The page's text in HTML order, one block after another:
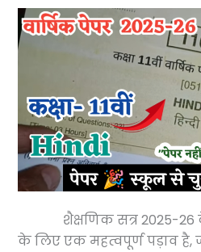
शैक्षणिक सत्र 2025-26 के
के लिए एक महत्वपूर्ण पड़ाव है,